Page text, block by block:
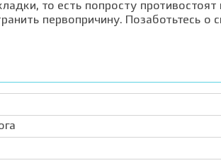
то есть попросту
первопричину. Позаботьтесь о